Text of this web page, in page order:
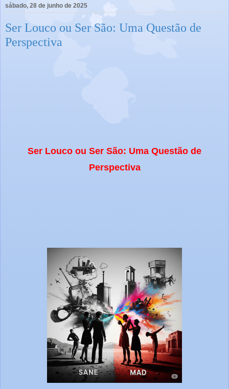
sábado, 28 de junho de 2025
Ser Louco ou Ser São: Uma Questão de
Perspectiva
Ser Louco ou Ser São: Uma Questão de
Perspectiva